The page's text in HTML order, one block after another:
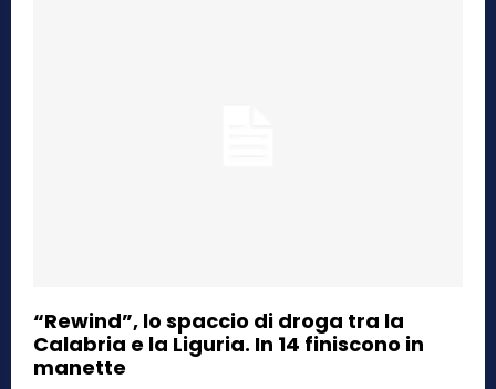
“Rewind”, lo spaccio di droga tra la
Calabria e la Liguria. In 14 finiscono in
manette